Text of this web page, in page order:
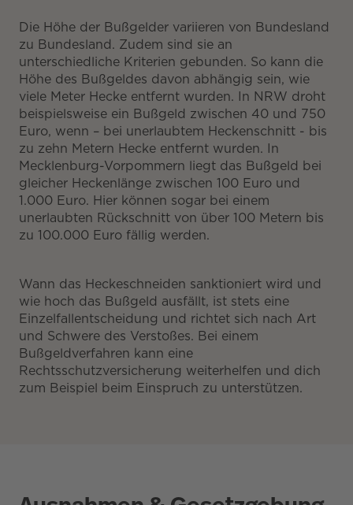
Die Höhe der Bußgelder variieren von Bundesland
zu Bundesland. Zudem sind sie an
unterschiedliche Kriterien gebunden. So kann die
Höhe des Bußgeldes davon abhängig sein, wie
viele Meter Hecke entfernt wurden. In NRW droht
beispielsweise ein Bußgeld zwischen 40 und 750
Euro, wenn – bei unerlaubtem Heckenschnitt - bis
zu zehn Metern Hecke entfernt wurden. In
Mecklenburg-Vorpommern liegt das Bußgeld bei
gleicher Heckenlänge zwischen 100 Euro und
1.000 Euro. Hier können sogar bei einem
unerlaubten Rückschnitt von über 100 Metern bis
zu 100.000 Euro fällig werden.
Wann das Heckeschneiden sanktioniert wird und
wie hoch das Bußgeld ausfällt, ist stets eine
Einzelfallentscheidung und richtet sich nach Art
und Schwere des Verstoßes. Bei einem
Bußgeldverfahren kann eine
Rechtsschutzversicherung weiterhelfen und dich
zum Beispiel beim Einspruch zu unterstützen.